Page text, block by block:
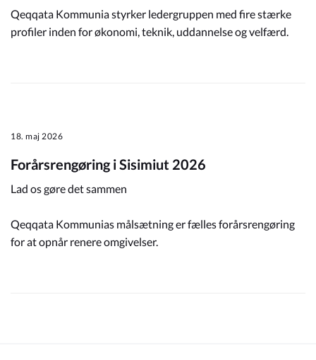
Qeqqata Kommunia styrker ledergruppen med fire stærke
profiler inden for økonomi, teknik, uddannelse og velfærd.
18. maj 2026
Forårsrengøring i Sisimiut 2026
Lad os gøre det sammen
Qeqqata Kommunias målsætning er fælles forårsrengøring
for at opnår renere omgivelser.